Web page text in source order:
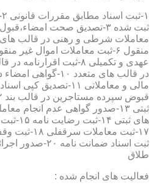
در قالب های متعدد
طلاق
فعالیت های انجام شده :